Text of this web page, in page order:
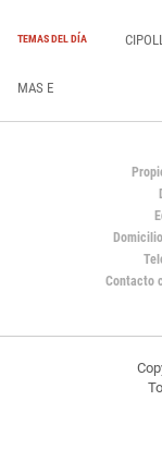
TEMAS DEL DÍA
MAS E
Contacto